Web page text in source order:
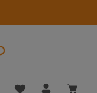
Du hast 0